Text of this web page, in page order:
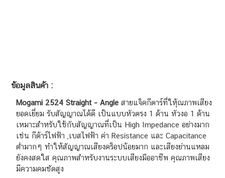
ข้อมูลสินค้า :
Mogami 2524 Straight – Angle สายแจ็คกีตาร์ที่ใหุ้ณภาพเสียง
ยอดเยี่ยม รับสัญญาณได้ดี เป็นแบบหัวตรง 1 ด้าน หัวงอ 1 ด้าน
เหมาะสำหรับใช้กับสัญญาณที่เป็น High Impedance อย่างมาก
เช่น กีต้าร์ไฟฟ้า ,เบสไฟฟ้า ค่า Resistance และ Capacitance
ต่ำมากๆ ทำให้สัญญาณเสียงดร็อปน้อยมาก และเสียงย่านแหลม
ยังคงสดใส คุณภาพสำหรับงานระบบเสียงมืออาชีพ คุณภาพเสียง
มีความคมชัดสูง